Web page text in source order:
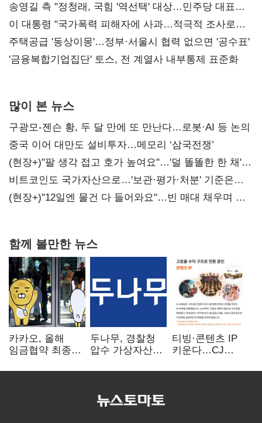
리모델링' 제안
송영길 측 "정청래, 국힘 '역선택' 대상…민주당 대표로
총선 지휘 못해"
이 대통령 "국가폭력 피해자에 사과…적극적 조사로
진실 밝혀야"
주택공급 '동상이몽'…정부·서울시 협력 없으면 '공수표'
'금융복합기업집단' 토스, 전 계열사 내부통제 표준화
많이 본 뉴스
구광모-젠슨 황, 두 달 만에 또 만난다…로봇·AI 등 논의
중국 이어 대만도 설비투자…메모리 ‘삼국전쟁’
(현장+)"팔 생각 접고 호가 높여요"…'덜 똘똘한 한 채'
20억 키맞추기
비트코인도 국가자산으로…'보관·평가·처분' 기준은
숙제
(현장+)"12일엔 물건 다 들어와요"…빈 매대 채우며 문
함께 볼만한 뉴스
카카오, 올해
임금협약 최종
인상·격려금
두나무, 경찰청
압수 가상자산
커스터디 사업
티빙·콘텐츠 IP
키운다…CJ
글로벌 확장 가속